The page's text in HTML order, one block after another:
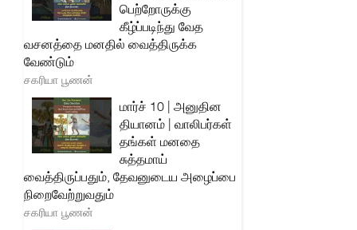
பெற்றோருக்கு
கீழ்ப்படிந்து வேத
வசனத்தை மனதில் வைத்திருக்க
வேண்டும்
சகரியா பூணன்
மார்ச் 10 | அனுதின
தியானம் | வாலிபர்கள்
தங்கள் மனதை
சுத்தமாய்
வைத்திருப்பதும், தேவனுடைய அழைப்பை
நிறைவேற்றுவதும்
சகரியா பூணன்